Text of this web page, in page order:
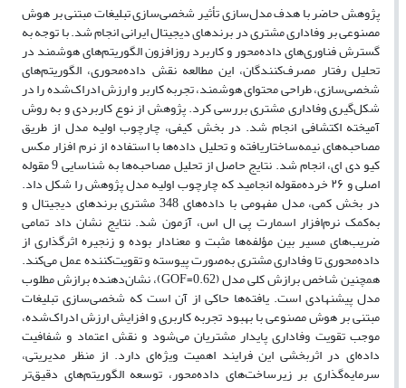
پژوهش حاضر با هدف مدل‌سازی تأثیر شخصی‌سازی تبلیغات مبتنی بر هوش
مصنوعی بر وفاداری مشتری در برندهای دیجیتال ایرانی انجام شد. با توجه به
گسترش فناوری‌های داده‌محور و کاربرد روزافزون الگوریتم‌های هوشمند در
تحلیل رفتار مصرف‌کنندگان، این مطالعه نقش داده‌محوری، الگوریتم‌های
شخصی‌سازی، طراحی محتوای هوشمند، تجربه کاربر و ارزش ادراک‌شده را در
شکل‌گیری وفاداری مشتری بررسی کرد. پژوهش از نوع کاربردی و به روش
آمیخته اکتشافی انجام شد. در بخش کیفی، چارچوب اولیه مدل از طریق
مصاحبه‌های نیمه‌ساختاریافته و تحلیل داده‌ها با استفاده از نرم افزار مکس
کیو دی ای، انجام شد. نتایج حاصل از تحلیل مصاحبه‌ها به شناسایی 9 مقوله
اصلی و ۲۶ خرده‌مقوله انجامید که چارچوب اولیه مدل پژوهش را شکل داد.
در بخش کمی، مدل مفهومی با داده‌های 348 مشتری برندهای دیجیتال و
به‌کمک نرم‌افزار اسمارت پی ال اس، آزمون شد. نتایج نشان داد تمامی
ضریب‌های مسیر بین مؤلفه‌ها مثبت و معنادار بوده و زنجیره اثرگذاری از
داده‌محوری تا وفاداری مشتری به‌صورت پیوسته و تقویت‌کننده عمل می‌کند.
همچنین شاخص برازش کلی مدل (0.62=GOF)، نشان‌دهنده برازش مطلوب
مدل پیشنهادی است. یافته‌ها حاکی از آن است که شخصی‌سازی تبلیغات
مبتنی بر هوش مصنوعی با بهبود تجربه کاربری و افزایش ارزش ادراک‌شده،
موجب تقویت وفاداری پایدار مشتریان می‌شود و نقش اعتماد و شفافیت
داده‌ای در اثربخشی این فرایند اهمیت ویژه‌ای دارد. از منظر مدیریتی،
سرمایه‌گذاری بر زیرساخت‌های داده‌محور، توسعه الگوریتم‌های دقیق‌تر